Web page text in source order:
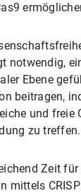
notwendig,
Ebene
beitragen,
und freie
zu treffen.
Zeit
mittels